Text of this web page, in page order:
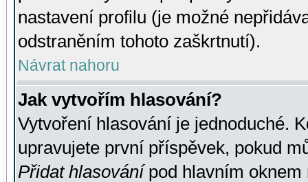
nastavení profilu (je možné
odstraněním tohoto zaškrtnutí).
Návrat nahoru
Jak vytvořím hlasování?
Vytvoření hlasování je jednoduché.
upravujete první příspěvek, pokud
Přidat hlasovánípod hlavním oknem